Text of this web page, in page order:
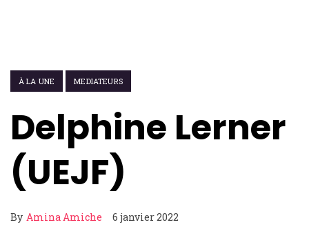
À LA UNE MEDIATEURS
Delphine Lerner
(UEJF)
By Amina Amiche 6 janvier 2022